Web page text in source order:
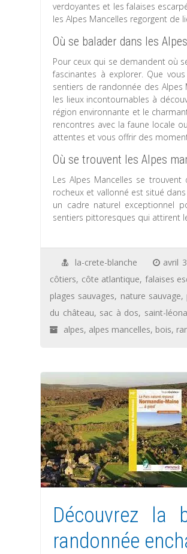
verdoyantes et les falaises
les Alpes Mancelles regorgent de
Où se balader dans les
Pour ceux qui se demandent où
fascinantes à explorer. Que
sentiers de randonnée des
les lieux incontournables à
région environnante et le
rencontres avec la faune locale
attentes et vous offrir des
Où se trouvent les Alpes
Les Alpes Mancelles se
rocheux et vallonné est situé
un cadre naturel exceptionnel
sentiers pittoresques qui attirent
la-crete-blanche avril
côtiers, côte atlantique, falaises
plages sauvages, nature sauvage,
du château, sac à dos, saint-
alpes, alpes mancelles, bois,
Découvrez la
randonnée